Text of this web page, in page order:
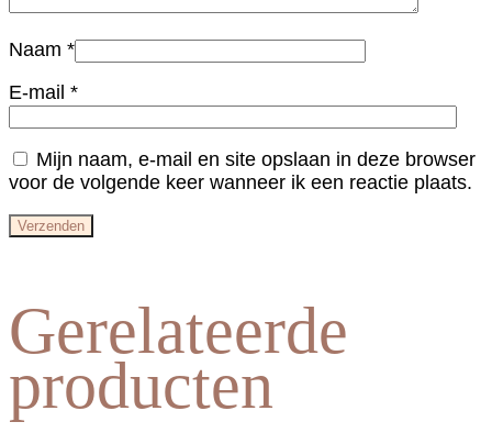
Naam *
E-mail *
Mijn naam, e-mail en site opslaan in deze browser
voor de volgende keer wanneer ik een reactie plaats.
Gerelateerde
producten